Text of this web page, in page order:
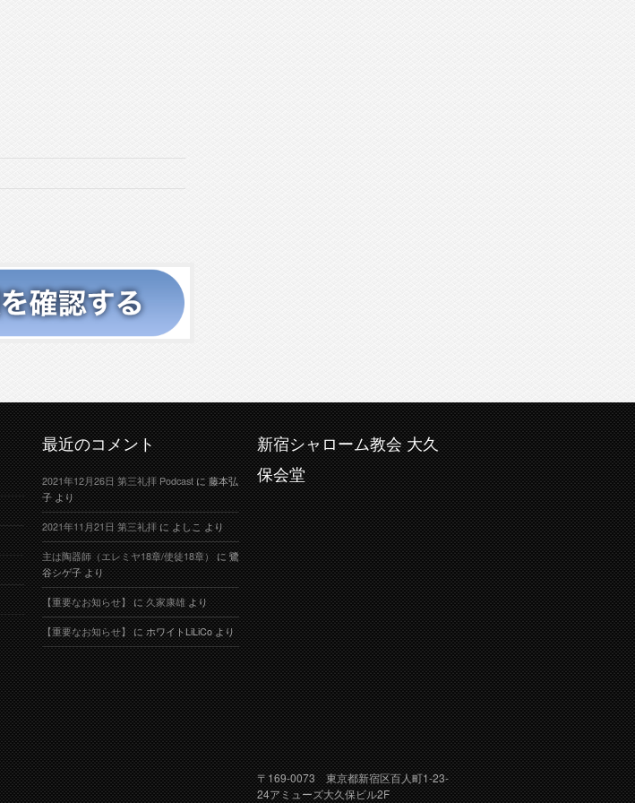
最近のコメント
2021年12月26日 第三礼拝 Podcastに藤本弘
子より
2021年11月21日 第三礼拝によしこより
主は陶器師（エレミヤ18章/使徒18章）に鷺
谷シゲ子より
【重要なお知らせ】に久家康雄より
【重要なお知らせ】にホワイトLiLiCoより
新宿シャローム教会 大久
保会堂
〒169-0073 東京都新宿区百人町1-23-
24アミューズ大久保ビル2F